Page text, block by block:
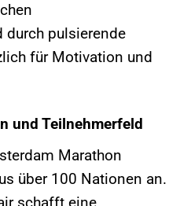
durch pulsierende
für Motivation und
und Teilnehmerfeld
Marathon
über 100 Nationen an.
schafft eine